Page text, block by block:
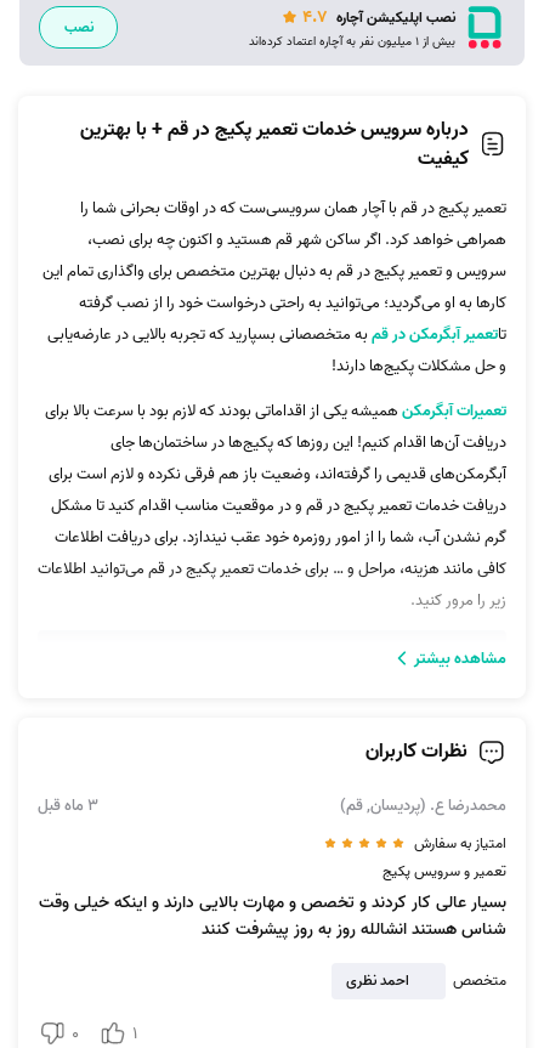
نصب اپلیکیشن آچاره 4.7
بیش از 1 میلیون نفر به آچاره اعتماد کرده‌اند
نصب
درباره سرویس خدمات تعمیر پکیج در قم + با بهترین
کیفیت
تعمیر پکیج در قم با آچار همان سرویسی‌ست که در اوقات بحرانی شما را
همراهی خواهد کرد. اگر ساکن شهر قم هستید و اکنون چه برای نصب،
سرویس و تعمیر پکیج در قم به دنبال بهترین متخصص برای واگذاری تمام این
کارها به او می‌گردید؛ می‌توانید به راحتی درخواست خود را از نصب گرفته
تاتعمیر آبگرمکن در قمبه متخصصانی بسپارید که تجربه بالایی در عارضه‌یابی
و حل مشکلات پکیج‌ها دارند!
تعمیرات آبگرمکنهمیشه یکی از اقداماتی بودند که لازم بود با سرعت بالا برای
دریافت آن‌ها اقدام کنیم! این روزها که پکیج‌ها در ساختمان‌ها جای
آبگرمکن‌های قدیمی را گرفته‌اند، وضعیت باز هم فرقی نکرده و لازم است برای
دریافت خدمات تعمیر پکیج در قم و در موقعیت مناسب اقدام کنید تا مشکل
گرم نشدن آب، شما را از امور روزمره خود عقب نیندازد. برای دریافت اطلاعات
کافی مانند هزینه، مراحل و … برای خدمات تعمیر پکیج در قم می‌توانید اطلاعات
زیر را مرور کنید.
هزینه تعمیر پکیج در قم چطور محاسبه می‌شود؟
اساسی برای دریافت این خدمات به‌شمار می‌رود. در واقع هزینه اولین ملاک‌ها
را به صورت آنلاین
مشاهده بیشتر
نظرات کاربران
محمدرضا ع. (پردیسان, قم) 3 ماه قبل
امتیاز به سفارش
تعمیر و سرویس پکیج
بسیار عالی کار کردند و تخصص و مهارت بالایی دارند و اینکه خیلی وقت
شناس هستند انشالله روز به روز پیشرفت کنند
متخصص احمد نظری
1
0